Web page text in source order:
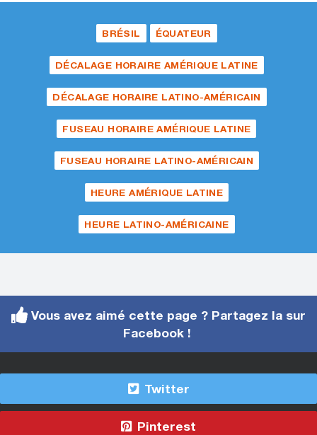
BRÉSIL ÉQUATEUR
DÉCALAGE HORAIRE AMÉRIQUE LATINE
DÉCALAGE HORAIRE LATINO-AMÉRICAIN
FUSEAU HORAIRE AMÉRIQUE LATINE
FUSEAU HORAIRE LATINO-AMÉRICAIN
HEURE AMÉRIQUE LATINE
HEURE LATINO-AMÉRICAINE
Vous avez aimé cette page ? Partagez la sur
Facebook !
Twitter
Pinterest